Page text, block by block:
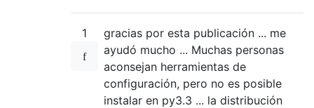
1
gracias por esta publicación ... me
ayudó mucho ... Muchas personas
aconsejan herramientas de
configuración, pero no es posible
instalar en py3.3 ... la distribución